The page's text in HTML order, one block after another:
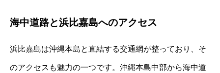
海中道路と浜比嘉島へのアクセス
浜比嘉島は沖縄本島と直結する交通網が整っており、そ
のアクセスも魅力の一つです。沖縄本島中部から海中道